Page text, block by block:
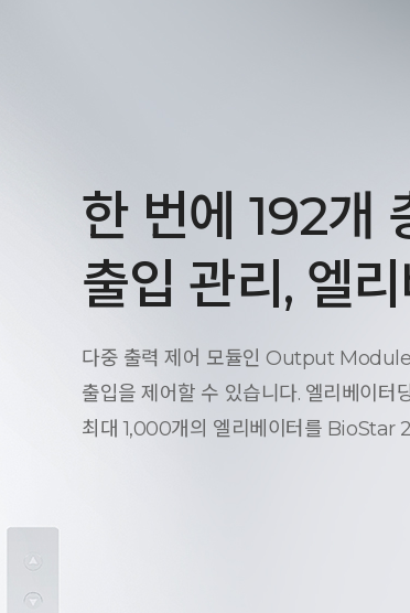
한 번에 192개
출입 관리, 엘
다중 출력 제어 모듈인 Output
출입을 제어할 수 있습니다. 엘리베이터
최대 1,000개의 엘리베이터를 BioStar